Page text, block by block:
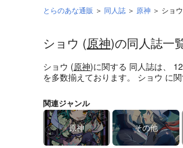
とらのあな通販 同人誌 原神 ショウ
ショウ (原神)の同人誌一
ショウ (原神)に関する 同人誌は、 12
を多数揃えております。 ショウ に
関連ジャンル
原神 その他